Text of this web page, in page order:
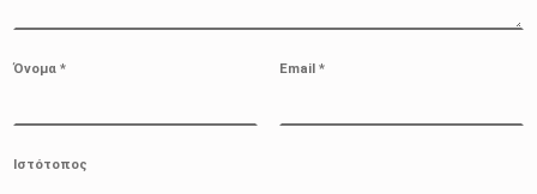
Όνομα* Email *
Ιστότοπος